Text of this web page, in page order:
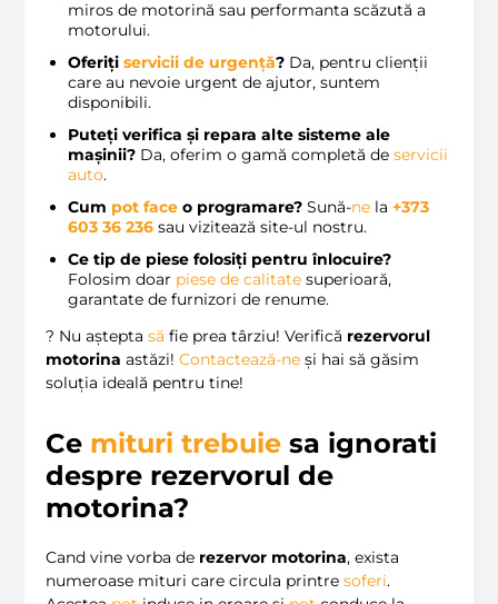
miros de motorină sau performanta scăzută a
motorului.
Oferiți servicii de urgență? Da, pentru clienții
care au nevoie urgent de ajutor, suntem
disponibili.
Puteți verifica și repara alte sisteme ale
mașinii? Da, oferim o gamă completă de servicii
auto.
Cum pot face o programare? Sună-ne la +373
603 36 236 sau vizitează site-ul nostru.
Ce tip de piese folosiți pentru înlocuire?
Folosim doar piese de calitate superioară,
garantate de furnizori de renume.
? Nu aștepta să fie prea târziu! Verifică rezervorul
motorina astăzi! Contactează-ne și hai să găsim
soluția ideală pentru tine!
Ce mituri trebuie sa ignorati
despre rezervorul de
motorina?
Cand vine vorba de rezervor motorina, exista
numeroase mituri care circula printre soferi.